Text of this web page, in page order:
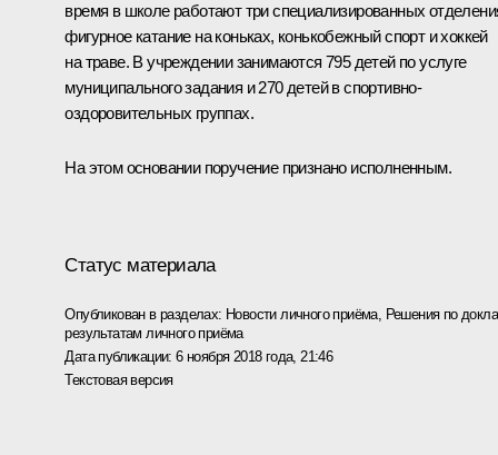
время в школе работают три специализированных
фигурное катание на коньках, конькобежный спорт и хоккей
на траве. В учреждении занимаются 795 детей по услуге
муниципального задания и 270 детей в спортивно-
оздоровительных группах.
На этом основании поручение признано исполненным.
Статус материала
Опубликован в разделах: Новости личного приёма, Решения по
результатам личного приёма
Дата публикации:6 ноября 2018 года, 21:46
Текстовая версия